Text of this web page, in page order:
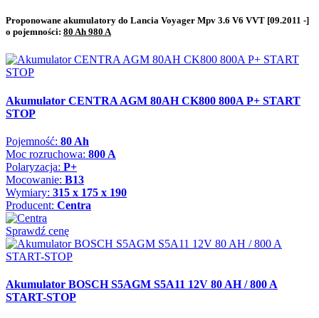
Proponowane akumulatory do Lancia Voyager Mpv 3.6 V6 VVT [09.2011 -]
o pojemności: 80 Ah 980 A
Akumulator CENTRA AGM 80AH CK800 800A P+ START
STOP
Pojemność: 80 Ah
Moc rozruchowa: 800 A
Polaryzacja: P+
Mocowanie: B13
Wymiary: 315 x 175 x 190
Producent: Centra
Sprawdź cenę
Akumulator BOSCH S5AGM S5A11 12V 80 AH / 800 A
START-STOP